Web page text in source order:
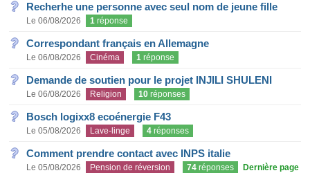
Recherhe une personne avec seul nom de jeune fille
Le 06/08/2026 1 réponse
Correspondant français en Allemagne
Le 06/08/2026 Cinéma 1 réponse
Demande de soutien pour le projet INJILI SHULENI
Le 06/08/2026 Religion 10 réponses
Bosch logixx8 ecoénergie F43
Le 05/08/2026 Lave-linge 4 réponses
Comment prendre contact avec INPS italie
Le 05/08/2026 Pension de réversion 74 réponses Dernière page